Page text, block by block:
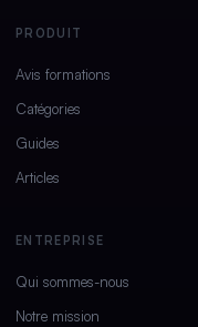
PRODUIT
Avis formations
Catégories
Guides
Articles
ENTREPRISE
Qui sommes-nous
Notre mission